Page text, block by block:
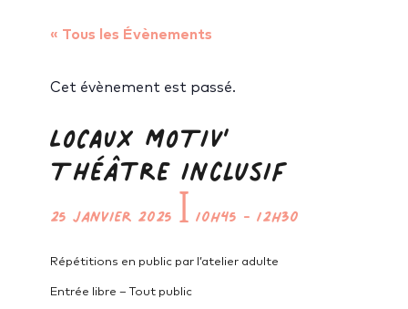
« Tous les Évènements
Cet évènement est passé.
LOCAUX MOTIV’
Théâtre inclusif
25 janvier 2025 ꟾ 10h45 - 12h30
Répétitions en public par l’atelier adulte
Entrée libre – Tout public